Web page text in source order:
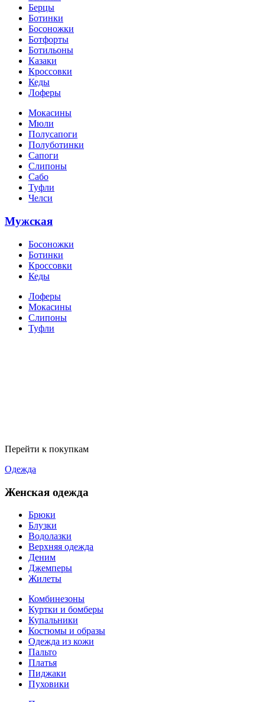
Берцы
Ботинки
Босоножки
Ботфорты
Ботильоны
Казаки
Кроссовки
Кеды
Лоферы
Мокасины
Мюли
Полусапоги
Полуботинки
Сапоги
Слипоны
Сабо
Туфли
Челси
Мужская
Босоножки
Ботинки
Кроссовки
Кеды
Лоферы
Мокасины
Слипоны
Туфли
Перейти к покупкам
Одежда
Женская одежда
Брюки
Блузки
Водолазки
Верхняя одежда
Деним
Джемперы
Жилеты
Комбинезоны
Куртки и бомберы
Купальники
Костюмы и образы
Одежда из кожи
Пальто
Платья
Пиджаки
Пуховики